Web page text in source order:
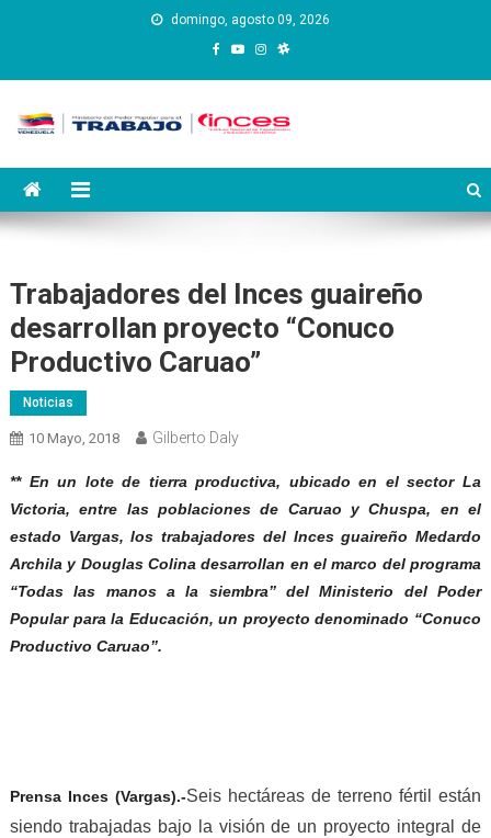
domingo, agosto 09, 2026
Instituto Nacional de
Capacitación y Educación
Trabajadores del Inces guaireño
desarrollan proyecto “Conuco
Productivo Caruao”
Noticias
10 Mayo, 2018 Gilberto Daly
** En un lote de tierra productiva, ubicado en el sector La
Victoria, entre las poblaciones de Caruao y Chuspa, en el
estado Vargas, los trabajadores del Inces guaireño Medardo
Archila y Douglas Colina desarrollan en el marco del programa
“Todas las manos a la siembra” del Ministerio del Poder
Popular para la Educación, un proyecto denominado “Conuco
Productivo Caruao”.
Prensa Inces (Vargas).-Seis hectáreas de terreno fértil están
siendo trabajadas bajo la visión de un proyecto integral de